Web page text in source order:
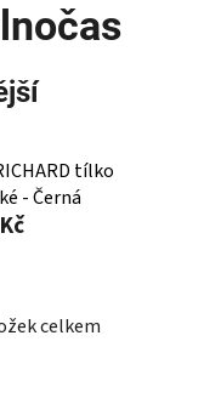
tílko
- Černá
celkem